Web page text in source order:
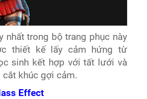
nhất trong bộ trang phục này
thiết kế lấy cảm hứng từ
sinh kết hợp với tất lưới và
khúc gợi cảm.
Effect